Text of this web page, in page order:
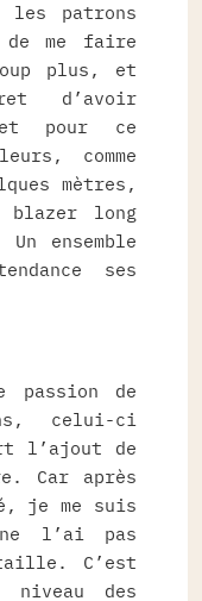
les patrons
me faire
plus, et
d’avoir
pour ce
comme
mètres,
blazer long
ensemble
ses
passion de
celui-ci
l’ajout de
Car après
je me suis
l’ai pas
C’est
des